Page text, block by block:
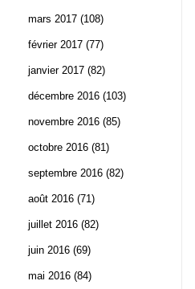
mars 2017 (108)
février 2017 (77)
janvier 2017 (82)
décembre 2016 (103)
novembre 2016 (85)
octobre 2016 (81)
septembre 2016 (82)
août 2016 (71)
juillet 2016 (82)
juin 2016 (69)
mai 2016 (84)